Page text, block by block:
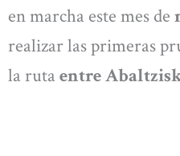
en marcha este mes de
realizar las primeras
la ruta entre